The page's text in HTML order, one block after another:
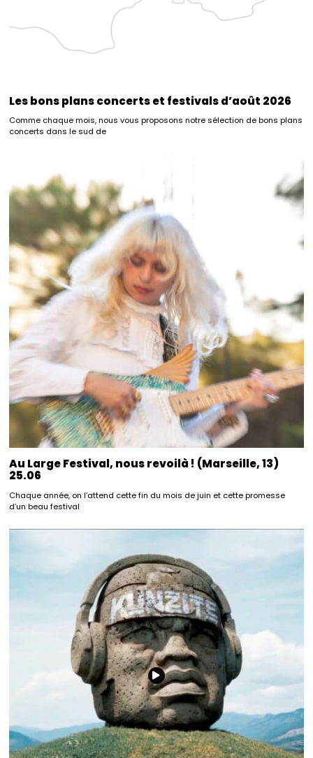
Comme chaque mois, nous vous proposons notre sélection de bons plans
concerts dans le sud de
Au Large Festival, nous revoilà ! (Marseille, 13)
Chaque année, on l’attend cette fin du mois de juin et cette promesse